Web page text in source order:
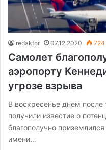
redaktor 07.12.2020 724
Самолет
аэропорту
угрозе взрыва
В воскресенье днем после
получили известие о
благополучно
имени…